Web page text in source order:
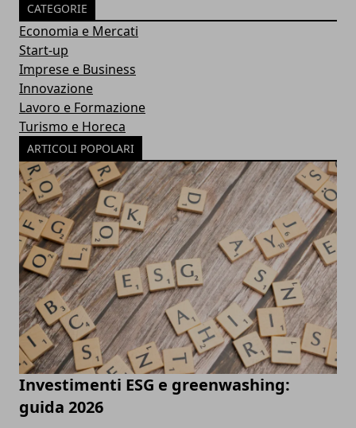
CATEGORIE
Economia e Mercati
Start-up
Imprese e Business
Innovazione
Lavoro e Formazione
Turismo e Horeca
ARTICOLI POPOLARI
Investimenti ESG e greenwashing:
guida 2026